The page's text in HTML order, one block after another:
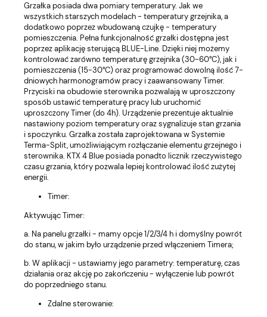
Grzałka posiada dwa pomiary temperatury. Jak we
wszystkich starszych modelach - temperatury grzejnika, a
dodatkowo poprzez wbudowaną czujkę - temperatury
pomieszczenia. Pełna funkcjonalność grzałki dostępna jest
poprzez aplikację sterującą BLUE-Line. Dzięki niej możemy
kontrolować zarówno temperaturę grzejnika (30-60°C), jak i
pomieszczenia (15-30°C) oraz programować dowolną ilość 7-
dniowych harmonogramów pracy i zaawansowany Timer.
Przyciski na obudowie sterownika pozwalają w uproszczony
sposób ustawić temperaturę pracy lub uruchomić
uproszczony Timer (do 4h). Urządzenie prezentuje aktualnie
nastawiony poziom temperatury oraz sygnalizuje stan grzania
i spoczynku. Grzałka została zaprojektowana w Systemie
Terma-Split, umożliwiającym rozłączanie elementu grzejnego i
sterownika. KTX 4 Blue posiada ponadto licznik rzeczywistego
czasu grzania, który pozwala lepiej kontrolować ilość zużytej
energii.
Timer:
Aktywując Timer:
a. Na panelu grzałki - mamy opcje 1/2/3/4 h i domyślny powrót
do stanu, w jakim było urządzenie przed włączeniem Timera;
b. W aplikacji - ustawiamy jego parametry: temperaturę, czas
działania oraz akcję po zakończeniu - wyłączenie lub powrót
do poprzedniego stanu.
Zdalne sterowanie: